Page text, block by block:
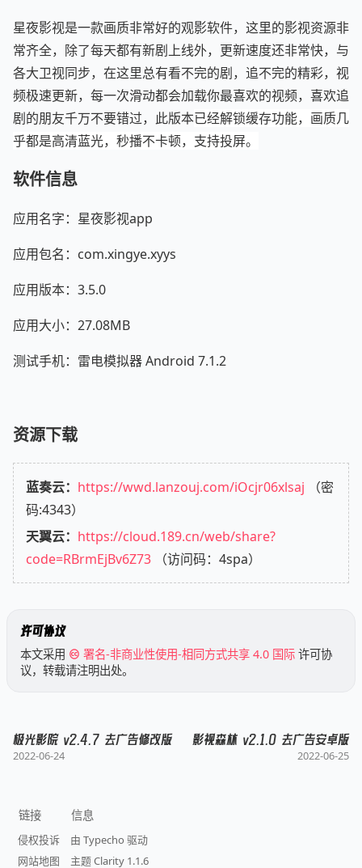
星夜影视是一款画质非常好的观影软件，这里的影视资源非
常齐全，除了每天都有新剧上线外，更新速度还非常快，与
各大卫视同步，在这里总有看不完的剧，追不完的精彩，视
频极速更新，每一次滑动都会加载你最喜欢的视频，喜欢追
剧的朋友千万不要错过，此版本已经解锁缓存功能，画质几
乎都是高清蓝光，秒播不卡顿，支持投屏。
软件信息
应用名字：星夜影视app
应用包名：com.xingye.xyys
应用版本：3.5.0
应用大小：27.08MB
测试手机：雷电模拟器 Android 7.1.2
资源下载
蓝奏云： https://wwd.lanzouj.com/iOcjr06xlsaj （密
码:4343）
天翼云： https://cloud.189.cn/web/share?
code=RBrmEjBv6Z73 （访问码：4spa）
许可协议
本文采用 署名-非商业性使用-相同方式共享 4.0 国际 许可协
议，转载请注明出处。
极光影院 v2.4.7 去广告修改版
2022-06-24
影视森林 v2.1.0 去广告安卓版
2022-06-25
链接
侵权投诉
网站地图
信息
由 Typecho 驱动
主题 Clarity 1.1.6